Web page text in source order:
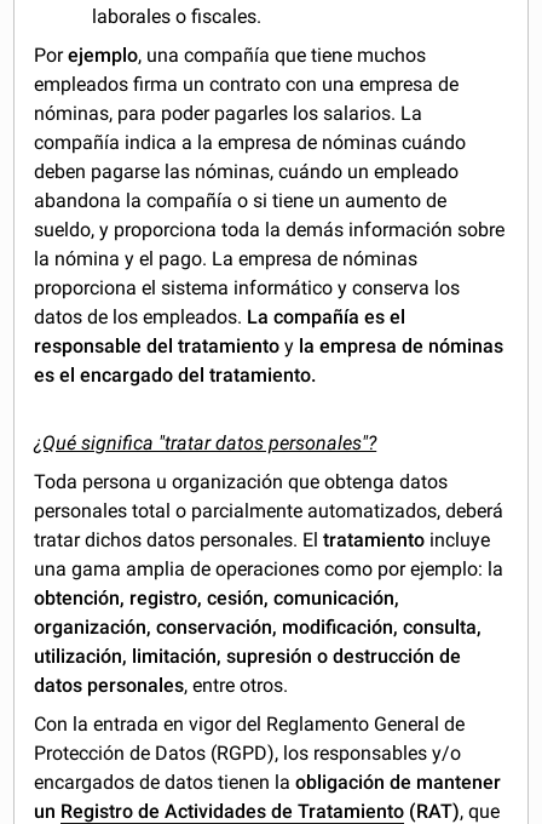
laborales o fiscales.
Porejemplo, una compañía que tiene muchos
empleados firma un contrato con una empresa de
nóminas, para poder pagarles los salarios. La
compañía indica a la empresa de nóminas cuándo
deben pagarse las nóminas, cuándo un empleado
abandona la compañía o si tiene un aumento de
sueldo, y proporciona toda la demás información sobre
la nómina y el pago. La empresa de nóminas
proporciona el sistema informático y conserva los
datos de los empleados. La compañía es el
responsable del tratamiento y la empresa de nóminas
es el encargado del tratamiento.
¿Qué significa "tratar datos personales"?
Toda persona u organización que obtenga datos
personales total o parcialmente automatizados, deberá
tratar dichos datos personales. Eltratamiento incluye
una gama amplia de operaciones como por ejemplo: la
obtención, registro, cesión, comunicación,
organización, conservación, modificación, consulta,
utilización, limitación, supresión o destrucción de
datos personales, entre otros.
Con la entrada en vigor del Reglamento General de
Protección de Datos (RGPD), los responsables y/o
encargados de datos tienen laobligación de mantener
un Registro de Actividades de Tratamiento (RAT), que